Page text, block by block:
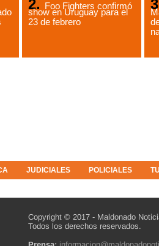
Foo Fighters confirmó
show en Uruguay para el
23 de febrero
JUDICIALES POLICIALES
Copyright © 2017 - Maldonado
Todos los derechos reservados.